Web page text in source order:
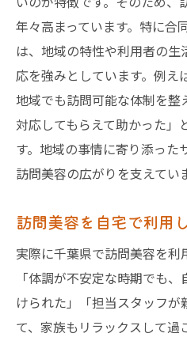
年々高まっています。特に
は、地域の特性や利用者の
応を強みとしています。例え
地域でも訪問可能な体制を整
対応してもらえて助かった」
す。地域の事情に寄り添った
訪問美容の広がりを支えてい
訪問美容を自宅で利用
実際に千葉県で訪問美容を利
「体調が不安定な時期でも
けられた」「担当スタッフ
て、家族もリラックスして過